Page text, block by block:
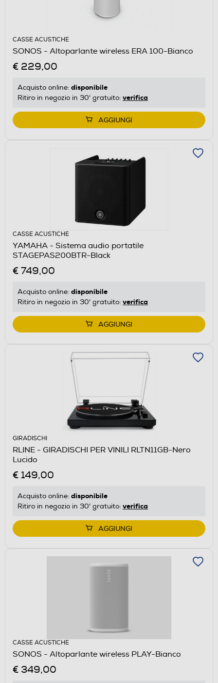
CASSE ACUSTICHE
SONOS - Altoparlante wireless ERA 100-Bianco
€ 229,00
Acquisto online: disponibile
Ritiro in negozio in 30' gratuito: verifica
AGGIUNGI
CASSE ACUSTICHE
YAMAHA - Sistema audio portatile
STAGEPAS200BTR-Black
€ 749,00
Acquisto online: disponibile
Ritiro in negozio in 30' gratuito: verifica
AGGIUNGI
GIRADISCHI
RLINE - GIRADISCHI PER VINILI RLTN11GB-Nero
Lucido
€ 149,00
Acquisto online: disponibile
Ritiro in negozio in 30' gratuito: verifica
AGGIUNGI
CASSE ACUSTICHE
SONOS - Altoparlante wireless PLAY-Bianco
€ 349,00